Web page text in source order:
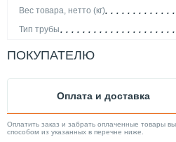
Вес товара, нетто (кг)
Тип трубы
Максимальная рабочая температура
Диаметр присоединения
ПОКУПАТЕЛЮ
Оплата и доставка
Оплатить заказ и забрать оплаченные товары
способом из указанных в перечне ниже.